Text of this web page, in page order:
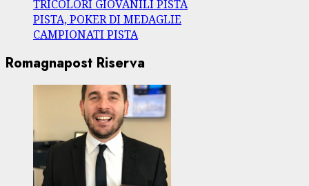
TRICOLORI GIOVANILI PISTA
PISTA, POKER DI MEDAGLIE
CAMPIONATI PISTA
Romagnapost Riserva